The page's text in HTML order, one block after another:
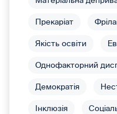
Прекаріат
Якість освіти
Однофакторний
Демократія
Інклюзія